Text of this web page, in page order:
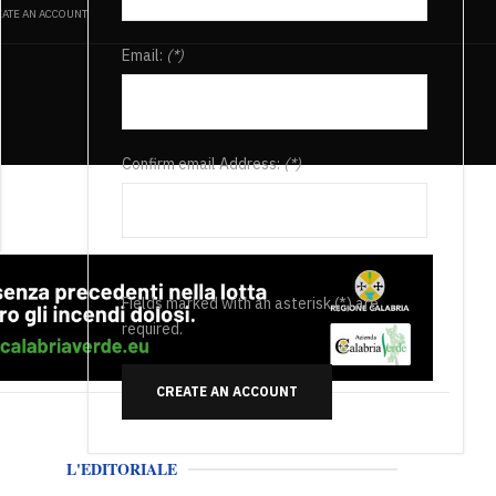
AN ACCOUNT
Email: (*)
Confirm email Address:(*)
Fields marked with an asterisk (*) are
required.
CREATE AN ACCOUNT
L'EDITORIALE